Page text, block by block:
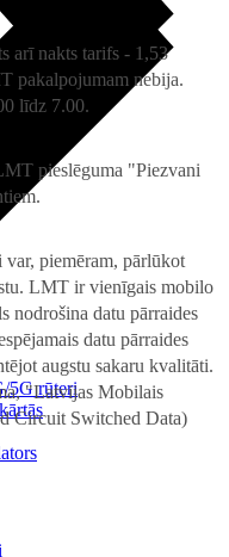
5G rūteri
arī nakts tarifs - 1,53
pakalpojumam nebija.
līdz 7.00.
pieslēguma "Piezvani
piemēram, pārlūkot
LMT ir vienīgais mobilo
nodrošina datu pārraides
datu pārraides
augstu sakaru kvalitāti.
"Latvijas Mobilais
Circuit Switched Data)